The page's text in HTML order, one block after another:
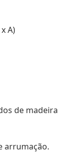
A)
de madeira
arrumação.